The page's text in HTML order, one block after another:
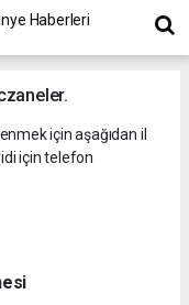
için aşağıdan il
için telefon